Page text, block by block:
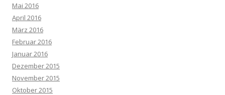
Mai 2016
April 2016
März 2016
Februar 2016
Januar 2016
Dezember 2015
November 2015
Oktober 2015